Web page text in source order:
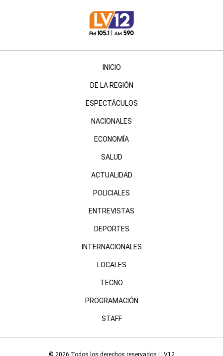
INICIO
DE LA REGIÓN
ESPECTÁCULOS
NACIONALES
ECONOMÍA
SALUD
ACTUALIDAD
POLICIALES
ENTREVISTAS
DEPORTES
INTERNACIONALES
LOCALES
TECNO
PROGRAMACIÓN
STAFF
© 2026 Todos los derechos reservados | LV12